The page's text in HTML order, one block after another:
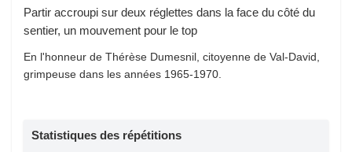
Partir accroupi sur deux réglettes dans la face du côté du
sentier, un mouvement pour le top
En l'honneur de Thérèse Dumesnil, citoyenne de Val-David,
grimpeuse dans les années 1965-1970.
Statistiques des répétitions